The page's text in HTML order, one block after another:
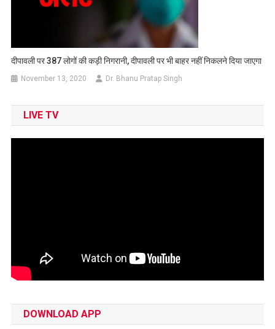
दीपावली पर 387 लोगों की कड़ी निगरानी, दीपावली पर भी बाहर नहीं निकलने दिया जाएगा
November 13, 2020 Dr. Bhanu Pratap Singh
LIVE TV
DOWNLOAD APP